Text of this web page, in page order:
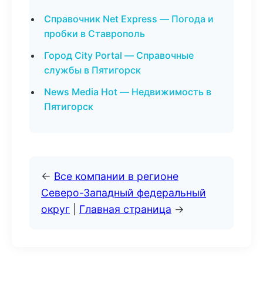
Справочник Net Express — Погода и
пробки в Ставрополь
Город City Portal — Справочные
службы в Пятигорск
News Media Hot — Недвижимость в
Пятигорск
← Все компании в регионе
Северо-Западный федеральный
округ
Главная страница →